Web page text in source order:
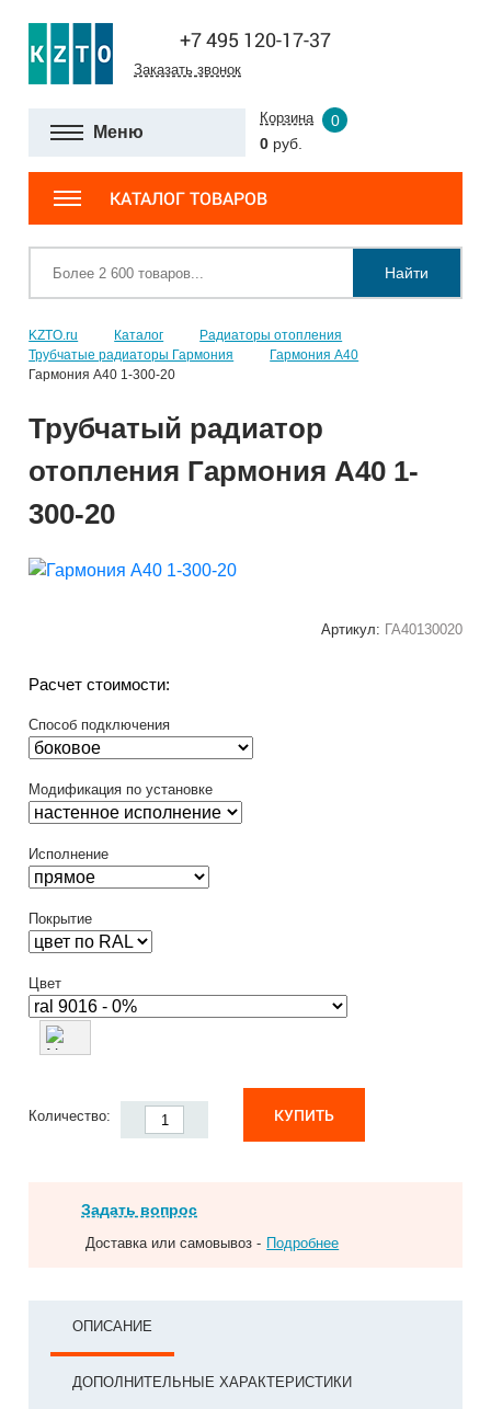
+7 495 120-17-37
Заказать звонок
Меню
Корзина
0
0 руб.
КАТАЛОГ ТОВАРОВ
Найти
KZTO.ru Каталог
Радиаторы отопления
Трубчатые радиаторы Гармония
Гармония А40
Гармония А40 1-300-20
Трубчатый радиатор
отопления Гармония А40 1-
300-20
Артикул: ГА40130020
Расчет стоимости:
Способ подключения
Модификация по установке
Исполнение
Покрытие
Цвет
Количество: КУПИТЬ
Задать вопрос
Доставка или самовывоз - Подробнее
ОПИСАНИЕ
ДОПОЛНИТЕЛЬНЫЕ ХАРАКТЕРИСТИКИ